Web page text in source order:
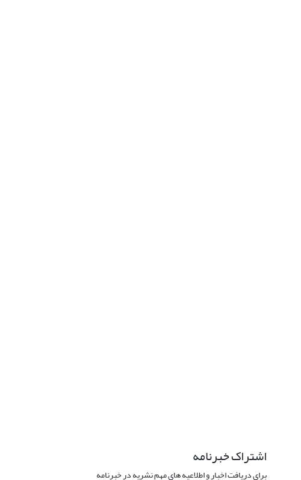
اشتراک خبرنامه
برای دریافت اخبار و اطلاعیه های مهم نشریه در خبرنامه